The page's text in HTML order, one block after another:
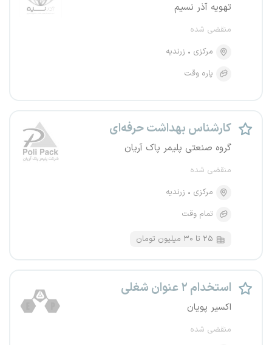
تهویه آذر نسیم
منقضی شده
مرکزی
زرندیه
پاره وقت
کارشناس بهداشت حرفه‌ای
گروه صنعتی پلیمر پاک آریان
منقضی شده
مرکزی
زرندیه
تمام وقت
۲۵ تا ۳۰ میلیون تومان
استخدام ۲ عنوان شغلی
اکسیر پویان
منقضی شده